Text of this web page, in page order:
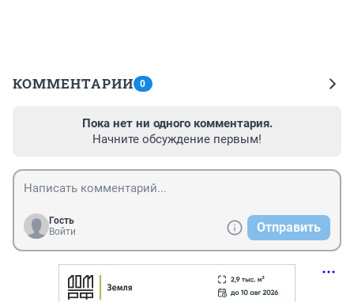
КОММЕНТАРИИ 0
Пока нет ни одного комментария.
Начните обсуждение первым!
Гость
Войти
Отправить